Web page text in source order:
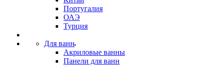
Португалия
ОАЭ
Турция
Для ванн
Акриловые ванны
Панели для ванн